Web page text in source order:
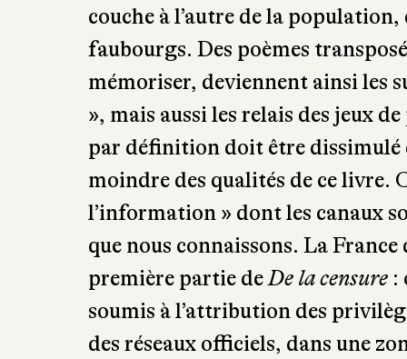
couche à l’autre de la
faubourgs. Des poèmes
mémoriser, deviennent ainsi les
», mais aussi les relais des jeux
par définition doit être dissimulé
moindre des qualités de ce livre.
l’information » dont les canaux
que nous connaissons. La
première partie deDe la censure:
soumis à l’attribution des
des réseaux officiels, dans une